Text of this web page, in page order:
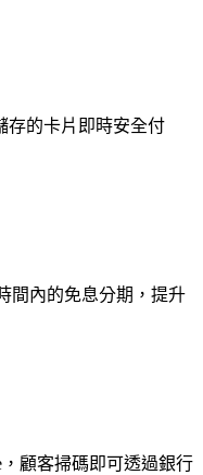
存的卡片即時安全付
間內的免息分期，提升
，顧客掃碼即可透過銀行